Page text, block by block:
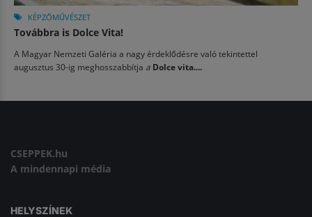
KÉPZŐMŰVÉSZET
Továbbra is Dolce Vita!
A Magyar Nemzeti Galéria a nagy érdeklődésre való tekintettel
augusztus 30-ig meghosszabbítja a Dolce vita....
CSEPPEK.hu
A mindennapi média
HELYSZÍNEK